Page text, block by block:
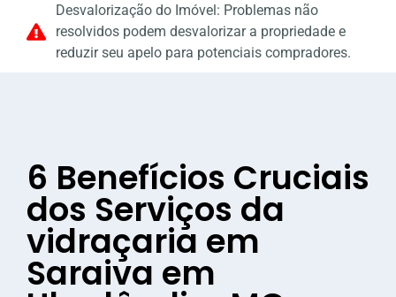
Desvalorização do Imóvel: Problemas não
resolvidos podem desvalorizar a propriedade e
reduzir seu apelo para potenciais compradores.
6 Benefícios Cruciais
dos Serviços da
vidraçaria em
Saraiva em